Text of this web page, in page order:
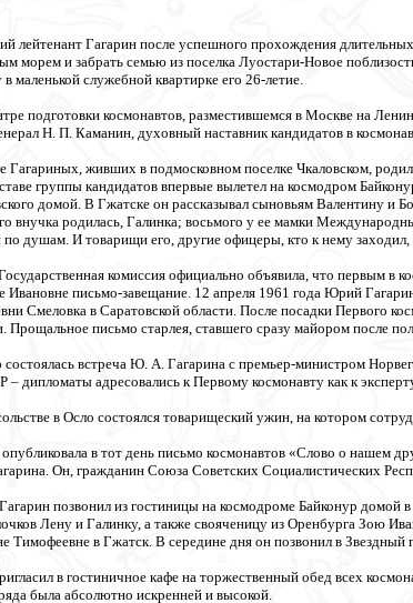
лейтенант Гагарин после успешного прохождения
морем и забрать семью из поселка Луостари-Новое
маленькой служебной квартирке его 26-летие.
подготовки космонавтов, разместившемся в Москве на
Н. П. Каманин, духовный наставник кандидатов в
Гагариных, живших в подмосковном поселке Чкаловском,
группы кандидатов впервые вылетел на космодром
домой. В Гжатске он рассказывал сыновьям Валентину и
внучка родилась, Галинка; восьмого у ее мамки
душам. И товарищи его, другие офицеры, кто к нему
комиссия официально объявила, что первым в
Ивановне письмо-завещание. 12 апреля 1961 года Юрий
Смеловка в Саратовской области. После посадки Первого
Прощальное письмо старлея, ставшего сразу майором после
состоялась встреча Ю. А. Гагарина с премьер-министром
дипломаты адресовались к Первому космонавту как к
в Осло состоялся товарищеский ужин, на котором
опубликовала в тот день письмо космонавтов «Слово о нашем
Он, гражданин Союза Советских Социалистических
позвонил из гостиницы на космодроме Байконур
Лену и Галинку, а также свояченицу из Оренбурга Зою
Тимофеевне в Гжатск. В середине дня он позвонил в
в гостиничное кафе на торжественный обед всех
была абсолютно искренней и высокой.